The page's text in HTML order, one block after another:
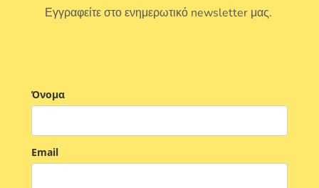
Εγγραφείτε στο ενημερωτικό newsletter μας.
Όνομα
Email